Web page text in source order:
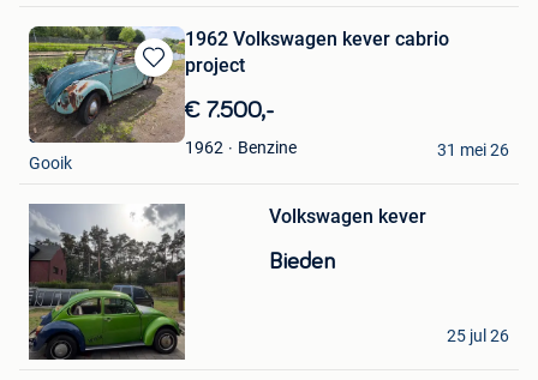
Bewaren
in
Mijn
Favorieten
1962 Volkswagen kever cabrio
project
€ 7.500,-
1962 Benzine
Seb
Gooik
31 mei 26
Mijn
Favorieten
Volkswagen kever
Bieden
Sem Boonen
Balen
25 jul 26